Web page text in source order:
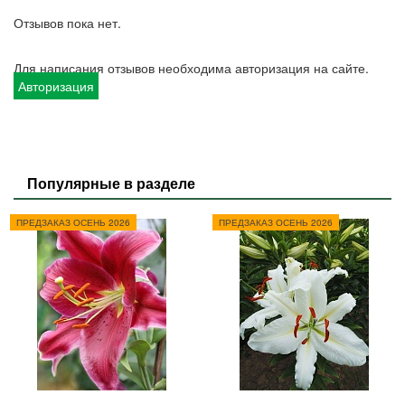
Отзывов пока нет.
Для написания отзывов необходима авторизация на сайте.
Авторизация
Популярные в разделе
ПРЕДЗАКАЗ ОСЕНЬ 2026 ПРЕДЗАКАЗ ОСЕНЬ 2026